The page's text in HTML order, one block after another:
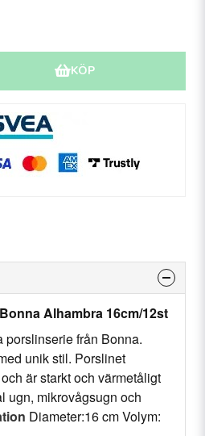
KÖP
Alhambra 16cm/12st
porslinserie från Bonna.
unik stil. Porslinet
är starkt och värmetåligt
ugn, mikrovågsugn och
Diameter:16 cm Volym: